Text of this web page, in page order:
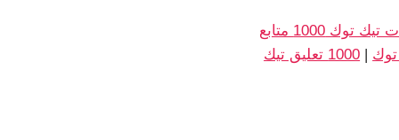
زيادة مشاهدات تيك توك 1000 متابع
|
1000 تعليق تيك